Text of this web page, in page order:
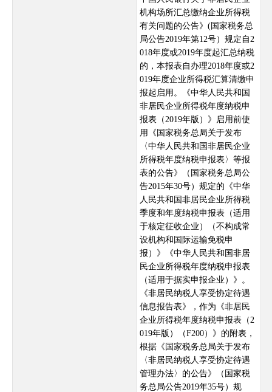
机构场所汇总缴纳企业所得税
有关问题的公告》(国家税务总
局公告2019年第12号）规定自2
018年度或2019年度起汇总纳税
的，本报表自办理2018年度或2
019年度企业所得税汇算清缴申
报起启用。《中华人民共和国
非居民企业所得税年度纳税申
报表（2019年版）》启用前使
用《国家税务总局关于发布
〈中华人民共和国非居民企业
所得税年度纳税申报表〉等报
表的公告》（国家税务总局公
告2015年30号）规定的《中华
人民共和国非居民企业所得税
季度和年度纳税申报表（适用
于核定征收企业）（不构成常
设机构和国际运输免税申
报）》《中华人民共和国非居
民企业所得税年度纳税申报表
（适用于据实申报企业）》。
《非居民纳税人享受协定待遇
信息报告表》，作为《非居民
企业所得税年度纳税申报表（2
019年版）（F200）》的附表，
根据《国家税务总局关于发布
〈非居民纳税人享受协定待遇
管理办法〉的公告》（国家税
务总局公告2019年35号）规